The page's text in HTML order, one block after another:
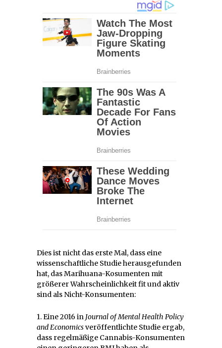
Dies ist nicht das erste Mal, dass eine
wissenschaftliche Studie herausgefunden
hat, das Marihuana-Kosumenten mit
größerer Wahrscheinlichkeit fit und aktiv
sind als Nicht-Konsumenten:
1. Eine 2016 in Journal of Mental Health Policy
and Economicsveröffentlichte Studie ergab,
dass regelmäßige Cannabis-Konsumenten